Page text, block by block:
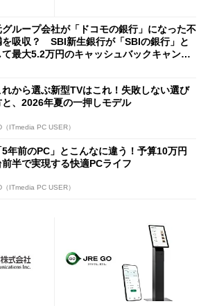
グループ会社が「ドコモの銀行」になった不
を吸収？ SBI新生銀行が「SBIの銀行」と
て最大5.2万円のキャッシュバックキャンペ
れから選ぶ新型TVはこれ！失敗しない選び
と、2026年夏の一押しモデル
（ITmedia PC USER）
5年前のPC」とこんなに違う！予算10万円
前半で実現する快適PCライフ
（ITmedia PC USER）